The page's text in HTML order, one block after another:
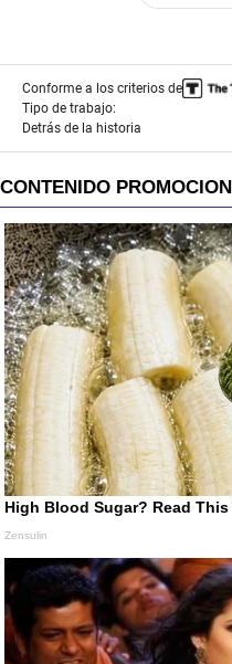
Conforme a los criterios de
Tipo de trabajo:
Detrás de la historia